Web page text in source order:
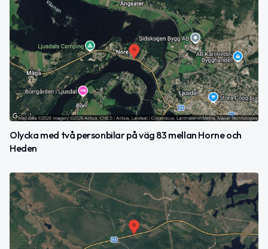
Olycka med två personbilar på väg 83 mellan Horne och
Heden